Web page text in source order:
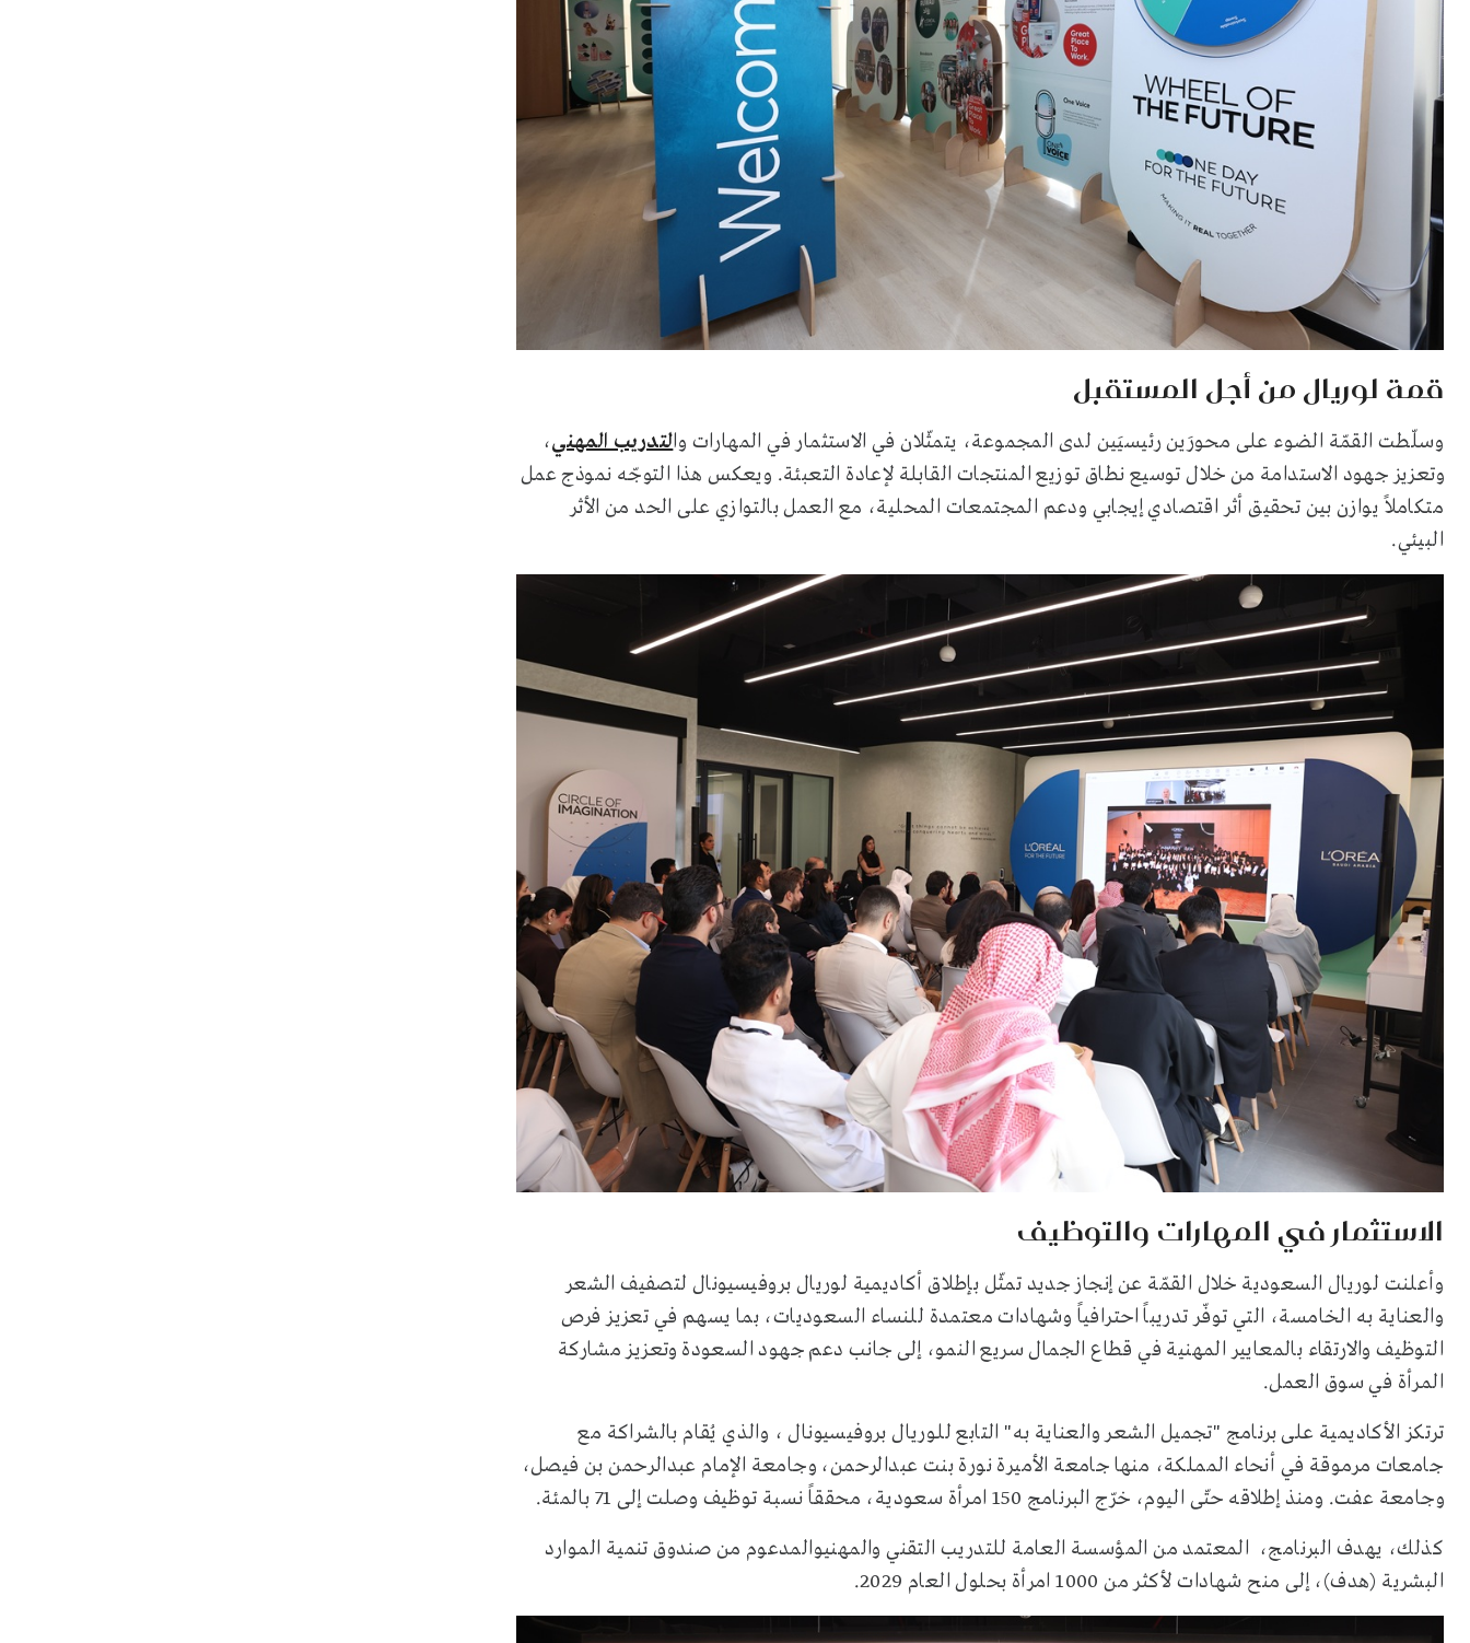
قمة لوريال من أجل المستقبل
وسلّطت القمّة الضوء على محورَين رئيسيَين لدى المجموعة، يتمثّلان في الاستثمار في المهارات والتدريب المهني،
وتعزيز جهود الاستدامة من خلال توسيع نطاق توزيع المنتجات القابلة لإعادة التعبئة. ويعكس هذا التوجّه نموذج عمل
متكاملاً يوازن بين تحقيق أثر اقتصادي إيجابي ودعم المجتمعات المحلية، مع العمل بالتوازي على الحد من الأثر
البيئي.
الاستثمار في المهارات والتوظيف
وأعلنت لوريال السعودية خلال القمّة عن إنجاز جديد تمثّل بإطلاق أكاديمية لوريال بروفيسيونال لتصفيف الشعر
والعناية به الخامسة، التي توفّر تدريباً احترافياً وشهادات معتمدة للنساء السعوديات، بما يسهم في تعزيز فرص
التوظيف والارتقاء بالمعايير المهنية في قطاع الجمال سريع النمو، إلى جانب دعم جهود السعودة وتعزيز مشاركة
المرأة في سوق العمل.
ترتكز الأكاديمية على برنامج "تجميل الشعر والعناية به" التابع للوريال بروفيسيونال ، والذي يُقام بالشراكة مع
جامعات مرموقة في أنحاء المملكة، منها جامعة الأميرة نورة بنت عبدالرحمن، وجامعة الإمام عبدالرحمن بن فيصل،
وجامعة عفت. ومنذ إطلاقه حتّى اليوم، خرّج البرنامج 150 امرأة سعودية، محققاً نسبة توظيف وصلت إلى 71 بالمئة.
كذلك، يهدف البرنامج، المعتمد من المؤسسة العامة للتدريب التقني والمهنيوالمدعوم من صندوق تنمية الموارد
البشرية (هدف)، إلى منح شهادات لأكثر من 1000 امرأة بحلول العام 2029.